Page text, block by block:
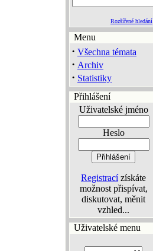
Rozšířené hledání
Menu
· Všechna témata
· Archiv
· Statistiky
Přihlášení
Uživatelské jméno
Heslo
Registracízískáte
možnost přispívat,
diskutovat, měnit
vzhled...
Uživatelské menu